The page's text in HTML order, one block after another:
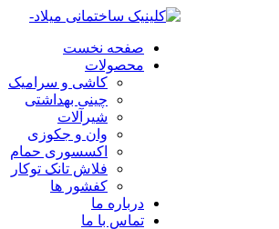
صفحه نخست
محصولات
کاشی و سرامیک
چینی بهداشتی
شیرآلات
وان و جکوزی
اکسسوری حمام
فلاش تانک توکار
کفشور ها
درباره ما
تماس با ما